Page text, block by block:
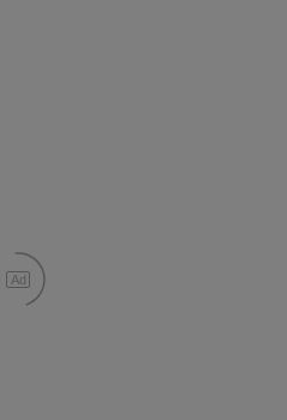
Ad